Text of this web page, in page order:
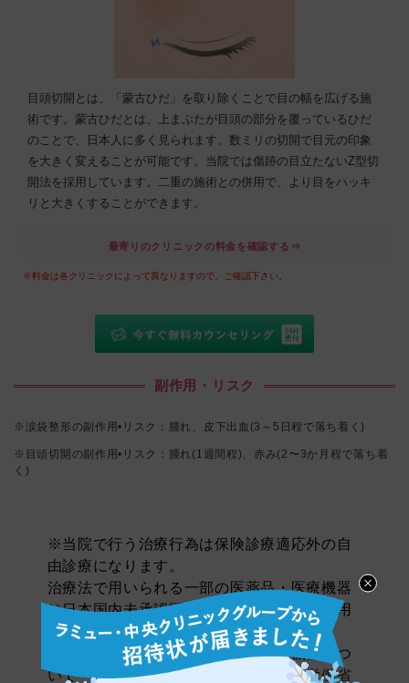
※料金は各クリニックによって異なりますので、ご確認下さい。
目頭切開とは、「蒙古ひだ」を取り除くことで目の幅を広げる施
術です。蒙古ひだとは、上まぶたが目頭の部分を覆っているひだ
のことで、日本人に多く見られます。数ミリの切開で目元の印象
を大きく変えることが可能です。当院では傷跡の目立たないZ型切
開法を採用しています。二重の施術との併用で、より目をハッキ
リと大きくすることができます。
最寄りのクリニックの料金を確認する⇒
副作用・リスク
※涙袋整形の副作用•リスク：腫れ、皮下出血(3～5日程で落ち着く)
※目頭切開の副作用•リスク：腫れ(1週間程)、赤み(2〜3か月程で落ち着
く)
※当院で行う治療行為は保険診療適応外の自
由診療になります。
治療法で用いられる一部の医薬品・医療機器
は日本国内未承認医薬品または医療機器を用
いて処置を行います。
＊承認を受けていない医薬品・医療機器につ
いて「無承認無許可医薬品情報（厚生労働省